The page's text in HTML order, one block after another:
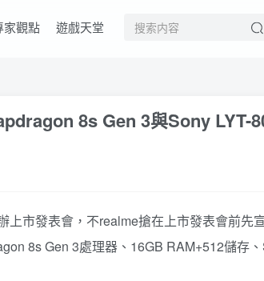
家觀點 遊戲天堂
8s Gen 3與Sony LYT-
市發表會，不realme搶在上市發表會前先
8s Gen 3處理器、16GB RAM+512儲存、